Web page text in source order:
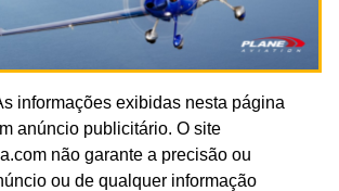
informações exibidas nesta página
anúncio publicitário. O site
não garante a precisão ou
ou de qualquer informação